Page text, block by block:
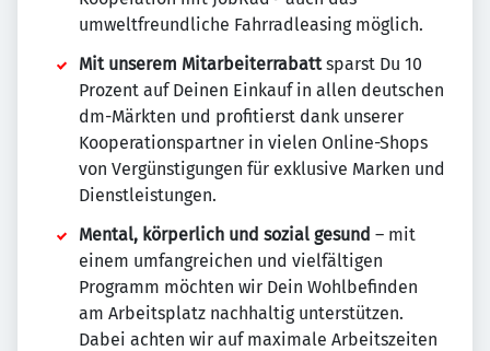
umweltfreundliche Fahrradleasing möglich.
Mit unserem Mitarbeiterrabattsparst Du 10
Prozent auf Deinen Einkauf in allen deutschen
dm-Märkten und profitierst dank unserer
Kooperationspartner in vielen Online-Shops
von Vergünstigungen für exklusive Marken und
Dienstleistungen.
Mental, körperlich und sozial gesund – mit
einem umfangreichen und vielfältigen
Programm möchten wir Dein Wohlbefinden
am Arbeitsplatz nachhaltig unterstützen.
Dabei achten wir auf maximale Arbeitszeiten